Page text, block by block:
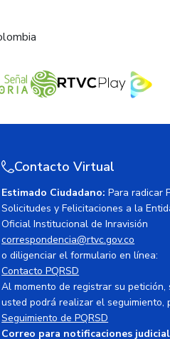
Contacto Virtual
Estimado Ciudadano: Para radicar
Solicitudes y Felicitaciones a la
Oficial Institucional de Inravisión
correspondencia@rtvc.gov.co
o diligenciar el formulario en línea:
Contacto PQRSD
Al momento de registrar su
usted podrá realizar el seguimiento,
Seguimiento de PQRSD
Correo para notificaciones